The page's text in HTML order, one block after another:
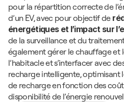
pour la répartition correcte de
d’un EV, avec pour objectif de
énergétiques et l’impact sur
de la surveillance et du traitement
également gérer le chauffage et
l’habitacle et s’interfacer avec
recharge intelligente, optimisant
de recharge en fonction des
disponibilité de l’énergie